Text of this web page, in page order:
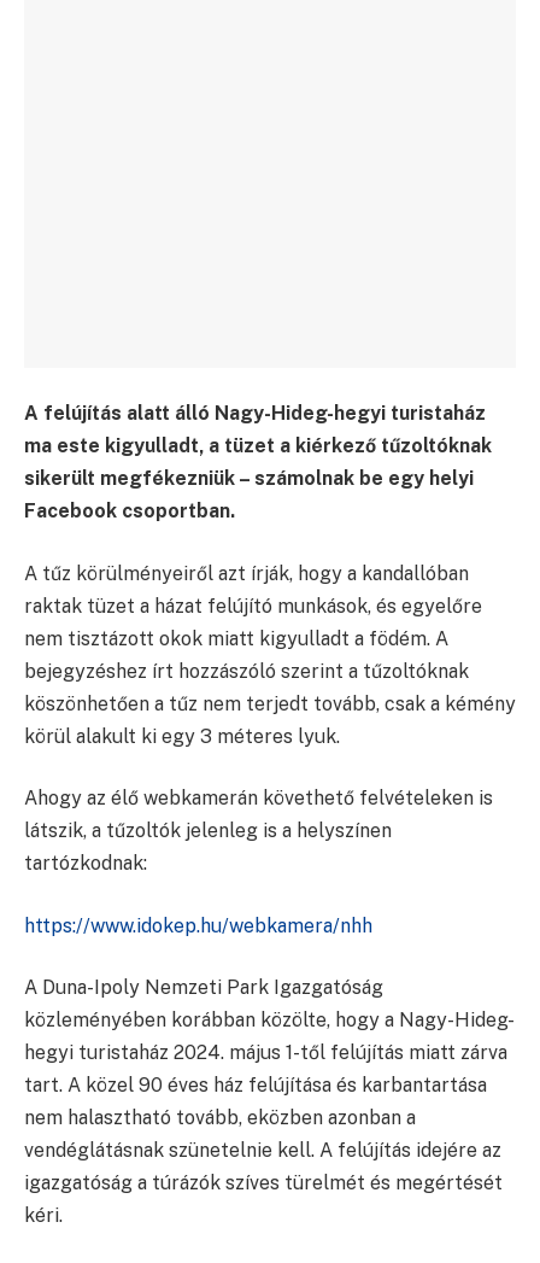
A felújítás alatt álló Nagy-Hideg-hegyi turistaház
ma este kigyulladt, a tüzet a kiérkező tűzoltóknak
sikerült megfékezniük – számolnak be egy helyi
Facebook csoportban.
A tűz körülményeiről azt írják, hogy a kandallóban
raktak tüzet a házat felújító munkások, és egyelőre
nem tisztázott okok miatt kigyulladt a födém. A
bejegyzéshez írt hozzászóló szerint a tűzoltóknak
köszönhetően a tűz nem terjedt tovább, csak a kémény
körül alakult ki egy 3 méteres lyuk.
Ahogy az élő webkamerán követhető felvételeken is
látszik, a tűzoltók jelenleg is a helyszínen
tartózkodnak:
https://www.idokep.hu/webkamera/nhh
A Duna-Ipoly Nemzeti Park Igazgatóság
közleményében korábban közölte, hogy a Nagy-Hideg-
hegyi turistaház 2024. május 1-től felújítás miatt zárva
tart. A közel 90 éves ház felújítása és karbantartása
nem halasztható tovább, eközben azonban a
vendéglátásnak szünetelnie kell. A felújítás idejére az
igazgatóság a túrázók szíves türelmét és megértését
kéri.